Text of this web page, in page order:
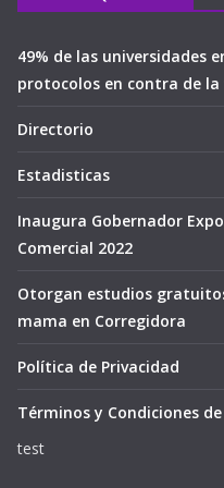
49% de las universidades
protocolos en contra de la
Directorio
Estadisticas
Inaugura Gobernador
Comercial 2022
Otorgan estudios
mama en Corregidora
Política de Privacidad
Términos y Condiciones de
test